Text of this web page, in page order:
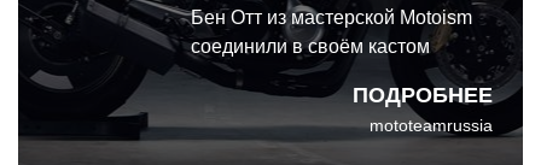
ПОДРОБНЕЕ
Бен Отт из мастерской Motoism
соединили в своём кастом
мотоцикле элементы флэт-
трекеров и спидвейных
мотоциклов. Стоило подумать,
mototeamrussia